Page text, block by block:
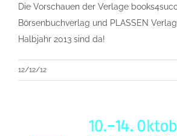
Die Vorschauen der Verlage
Börsenbuchverlag und PLASSEN
Halbjahr 2013 sind da!
12/12/12